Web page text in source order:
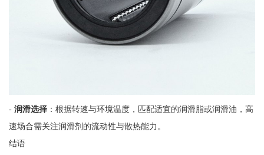
- 润滑选择：根据转速与环境温度，匹配适宜的润滑脂或润滑油，高
速场合需关注润滑剂的流动性与散热能力。
结语